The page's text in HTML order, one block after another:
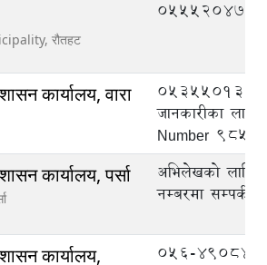
रौतहट
055520470
कार्यालय, वारा 053550133
जानकारीका
Number
कार्यालय, पर्सा
अभिलेखको लागि
नम्बरमा सम्पर्क
कार्यालय,
056-